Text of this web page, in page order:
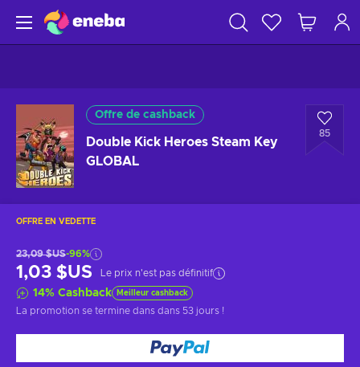
Offre de cashback
Double Kick Heroes Steam Key
GLOBAL
85
OFFRE EN VEDETTE
23,09 $US-96%
1,03 $US Le prix n'est pas définitif
14% Cashback Meilleur cashback
La promotion se termine dans dans 53 jours !